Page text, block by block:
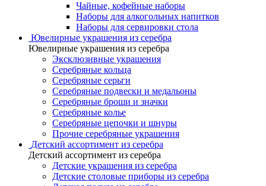
Чайные, кофейные наборы
Наборы для алкогольных напитков
Наборы для сервировки стола
Ювелирные украшения из серебра
Ювелирные украшения из серебра
Эксклюзивные украшения
Серебряные кольца
Серебряные серьги
Серебряные подвески и медальоны
Серебряные броши и значки
Серебряные колье
Серебряные цепочки и шнуры
Прочие серебряные украшения
Детский ассортимент из серебра
Детский ассортимент из серебра
Детские украшения из серебра
Детские столовые приборы из серебра